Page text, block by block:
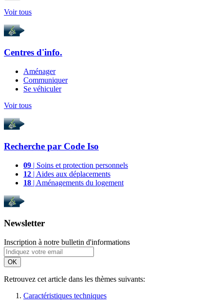
Voir tous
Centres d'info.
Aménager
Communiquer
Se véhiculer
Voir tous
Recherche par Code Iso
09 | Soins et protection personnels
12 | Aides aux déplacements
18 | Aménagements du logement
Newsletter
Inscription à notre bulletin d'informations
OK
Retrouvez cet article dans les thèmes suivants:
Caractéristiques techniques